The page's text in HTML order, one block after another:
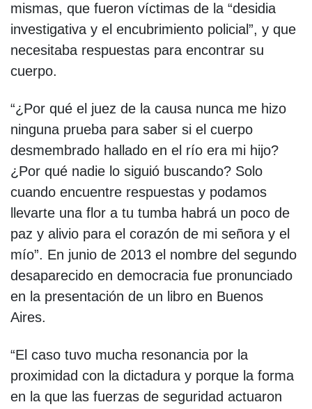
mismas, que fueron víctimas de la “desidia
investigativa y el encubrimiento policial”, y que
necesitaba respuestas para encontrar su
cuerpo.
“¿Por qué el juez de la causa nunca me hizo
ninguna prueba para saber si el cuerpo
desmembrado hallado en el río era mi hijo?
¿Por qué nadie lo siguió buscando? Solo
cuando encuentre respuestas y podamos
llevarte una flor a tu tumba habrá un poco de
paz y alivio para el corazón de mi señora y el
mío”. En junio de 2013 el nombre del segundo
desaparecido en democracia fue pronunciado
en la presentación de un libro en Buenos
Aires.
“El caso tuvo mucha resonancia por la
proximidad con la dictadura y porque la forma
en la que las fuerzas de seguridad actuaron